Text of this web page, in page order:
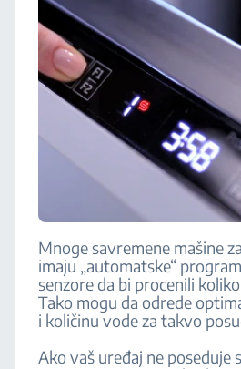
Mnoge savremene mašine
imaju „automatske“
senzore da bi procenili
Tako mogu da odrede
i količinu vode za takvo
Ako vaš uređaj ne poseduje